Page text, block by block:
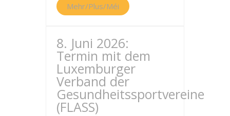
Mehr/Plus/Méi
8. Juni 2026:
Termin mit dem
Luxemburger
Verband der
Gesundheitssportvereine
(FLASS)